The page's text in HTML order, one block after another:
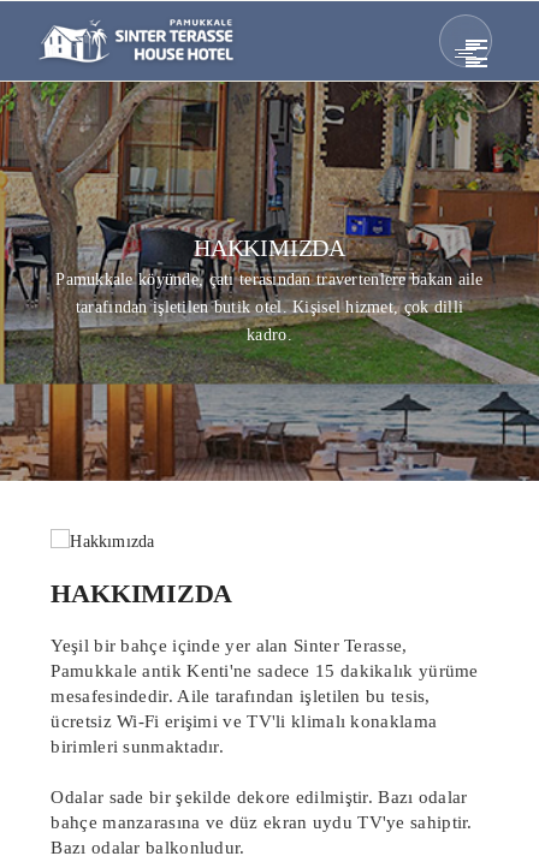
HAKKIMIZDA
Pamukkale köyünde, çatı terasından travertenlere bakan aile
tarafından işletilen butik otel. Kişisel hizmet, çok dilli
kadro.
HAKKIMIZDA
Yeşil bir bahçe içinde yer alan Sinter Terasse,
Pamukkale antik Kenti'ne sadece 15 dakikalık yürüme
mesafesindedir. Aile tarafından işletilen bu tesis,
ücretsiz Wi-Fi erişimi ve TV'li klimalı konaklama
birimleri sunmaktadır.
Odalar sade bir şekilde dekore edilmiştir. Bazı odalar
bahçe manzarasına ve düz ekran uydu TV'ye sahiptir.
Bazı odalar balkonludur.